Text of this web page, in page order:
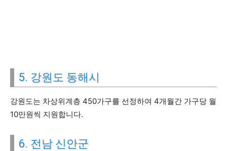
5. 강원도 동해시
강원도는 차상위계층 450가구를 선정하여 4개월간 가구당 월
10만원씩 지원합니다.
6. 전남 신안군